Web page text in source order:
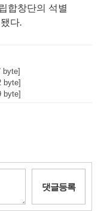
합창단의 석별
다.
byte]
byte]
byte]
댓글등록